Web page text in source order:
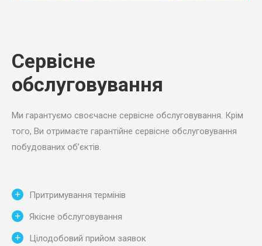
Сервісне
обслуговування
Ми гарантуємо своєчасне сервісне обслуговування. Крім
того, Ви отримаєте гарантійне сервісне обслуговування
побудованих об’єктів.
Притримування термінів
Якісне обслуговування
Цілодобовий прийом заявок